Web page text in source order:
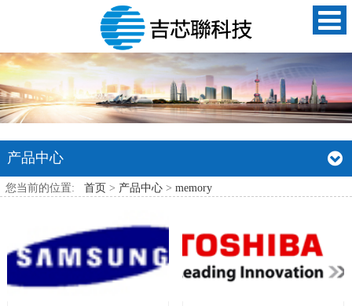
产品中心
您当前的位置: 首页 > 产品中心 > memory